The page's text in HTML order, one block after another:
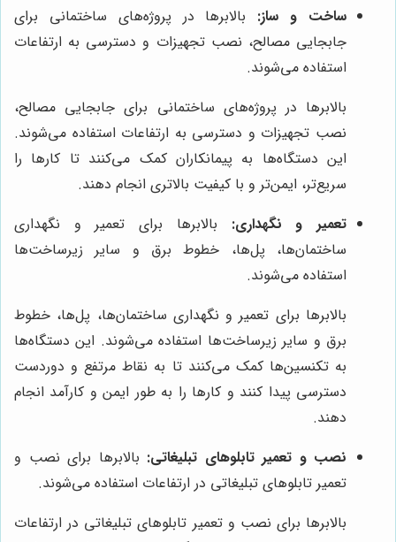
ساخت و ساز: بالابرها در پروژه‌های ساختمانی برای
جابجایی مصالح، نصب تجهیزات و دسترسی به ارتفاعات
استفاده می‌شوند.
بالابرها در پروژه‌های ساختمانی برای جابجایی مصالح،
نصب تجهیزات و دسترسی به ارتفاعات استفاده می‌شوند.
این دستگاه‌ها به پیمانکاران کمک می‌کنند تا کارها را
سریع‌تر، ایمن‌تر و با کیفیت بالاتری انجام دهند.
تعمیر و نگهداری: بالابرها برای تعمیر و نگهداری
ساختمان‌ها، پل‌ها، خطوط برق و سایر زیرساخت‌ها
استفاده می‌شوند.
بالابرها برای تعمیر و نگهداری ساختمان‌ها، پل‌ها، خطوط
برق و سایر زیرساخت‌ها استفاده می‌شوند. این دستگاه‌ها
به تکنسین‌ها کمک می‌کنند تا به نقاط مرتفع و دوردست
دسترسی پیدا کنند و کارها را به طور ایمن و کارآمد انجام
دهند.
نصب و تعمیر تابلوهای تبلیغاتی: بالابرها برای نصب و
تعمیر تابلوهای تبلیغاتی در ارتفاعات استفاده می‌شوند.
بالابرها برای نصب و تعمیر تابلوهای تبلیغاتی در ارتفاعات